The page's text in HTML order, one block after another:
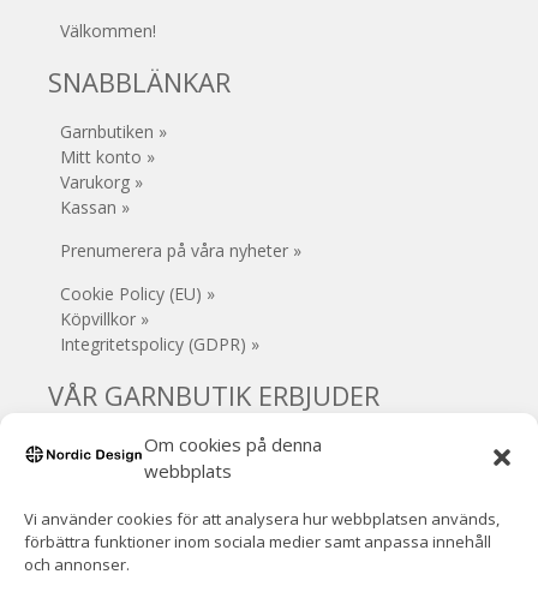
Om cookies på denna
webbplats
Vi använder cookies för att analysera hur webbplatsen används,
förbättra funktioner inom sociala medier samt anpassa innehåll
och annonser.
Välkommen!
SNABBLÄNKAR
Garnbutiken »
Mitt konto »
Varukorg »
Kassan »
Prenumerera på våra nyheter »
Cookie Policy (EU) »
Köpvillkor »
Integritetspolicy (GDPR) »
VÅR GARNBUTIK ERBJUDER
• Säker e-handel
• Gratis frakt (Sverige) vid köp över 1000 kr
• Inga extra avgifter
• Supersnabb leverans!
• Handla / hämta garnet i Mjölby